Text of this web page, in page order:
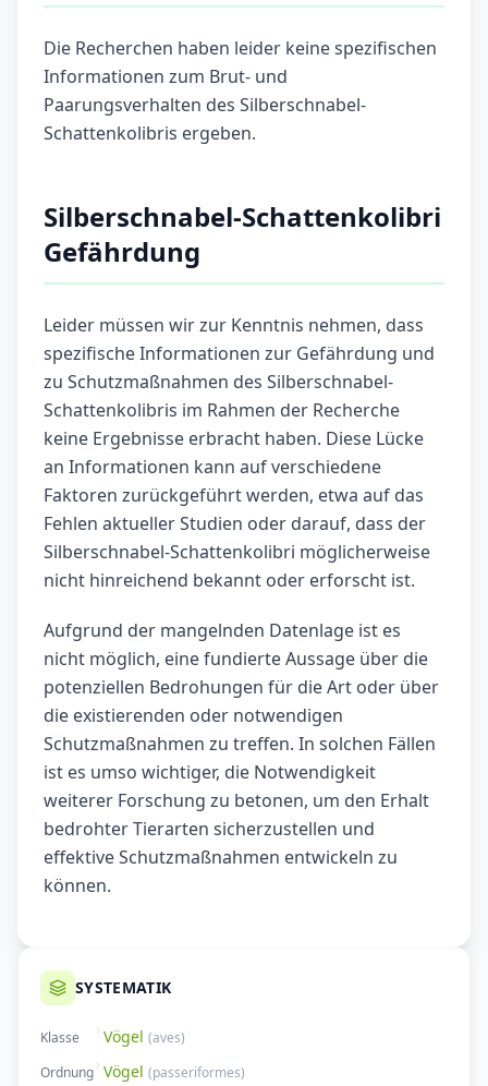
Die Recherchen haben leider keine spezifischen
Informationen zum Brut- und
Paarungsverhalten des Silberschnabel-
Schattenkolibris ergeben.
Silberschnabel-Schattenkolibri
Gefährdung
Leider müssen wir zur Kenntnis nehmen, dass
spezifische Informationen zur Gefährdung und
zu Schutzmaßnahmen des Silberschnabel-
Schattenkolibris im Rahmen der Recherche
keine Ergebnisse erbracht haben. Diese Lücke
an Informationen kann auf verschiedene
Faktoren zurückgeführt werden, etwa auf das
Fehlen aktueller Studien oder darauf, dass der
Silberschnabel-Schattenkolibri möglicherweise
nicht hinreichend bekannt oder erforscht ist.
Aufgrund der mangelnden Datenlage ist es
nicht möglich, eine fundierte Aussage über die
potenziellen Bedrohungen für die Art oder über
die existierenden oder notwendigen
Schutzmaßnahmen zu treffen. In solchen Fällen
ist es umso wichtiger, die Notwendigkeit
weiterer Forschung zu betonen, um den Erhalt
bedrohter Tierarten sicherzustellen und
effektive Schutzmaßnahmen entwickeln zu
können.
SYSTEMATIK
Klasse Vögel (aves)
Ordnung Vögel (passeriformes)